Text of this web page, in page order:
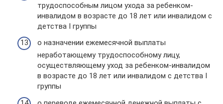
трудоспособным лицом ухода за ребенком-
инвалидом в возрасте до 18 лет или инвалидом с
детства I группы
о назначении ежемесячной выплаты
неработающему трудоспособному лицу,
осуществляющему уход за ребенком-инвалидом
в возрасте до 18 лет или инвалидом с детства I
группы